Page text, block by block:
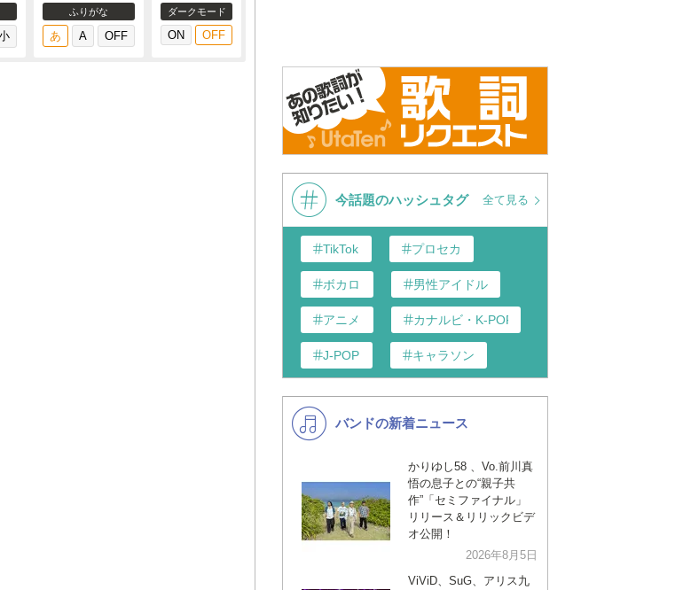
ふりがな ダークモード
今話題のハッシュタグ 全て見る
TikTok プロセカ
ボカロ 男性アイドル
アニメ カナルビ・K-POP和訳
J-POP キャラソン
K-POP 演歌・歌謡
洋楽
VTuber ディズニー
バンドの新着ニュース
かりゆし58 、Vo.前川真
悟の息子との“親子共
作”「セミファイナル」
リリース＆リリックビデ
オ公開！
2026年8月5日
ViViD、SuG、アリス九